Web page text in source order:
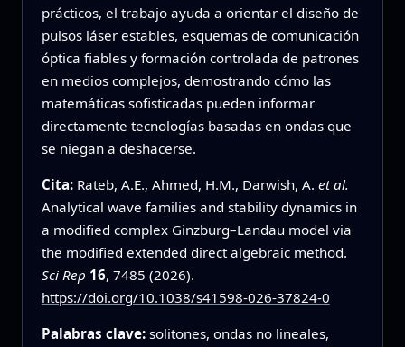
prácticos, el trabajo ayuda a orientar el diseño de
pulsos láser estables, esquemas de comunicación
óptica fiables y formación controlada de patrones
en medios complejos, demostrando cómo las
matemáticas sofisticadas pueden informar
directamente tecnologías basadas en ondas que
se niegan a deshacerse.
Cita: Rateb, A.E., Ahmed, H.M., Darwish, A. et al.
Analytical wave families and stability dynamics in
a modified complex Ginzburg–Landau model via
the modified extended direct algebraic method.
Sci Rep 16, 7485 (2026).
https://doi.org/10.1038/s41598-026-37824-0
Palabras clave: solitones, ondas no lineales,